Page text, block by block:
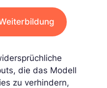
die das Modell
zu verhindern,